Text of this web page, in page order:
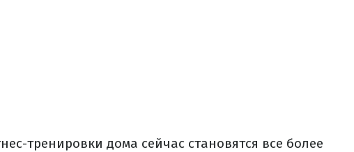
тренировки дома сейчас становятся все более